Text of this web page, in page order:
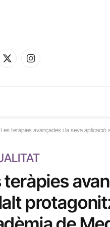
X
Instagram
Les teràpies avançades i la seva
teràpies